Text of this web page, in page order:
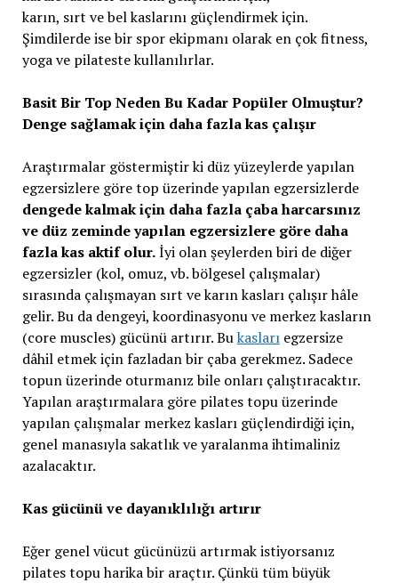
karın, sırt ve bel kaslarını güçlendirmek için.
Şimdilerde ise bir spor ekipmanı olarak en çok fitness,
yoga ve pilateste kullanılırlar.
Basit Bir Top Neden Bu Kadar Popüler Olmuştur?
Denge sağlamak için daha fazla kas çalışır
Araştırmalar göstermiştir ki düz yüzeylerde yapılan
egzersizlere göre top üzerinde yapılan egzersizlerde
dengede kalmak için daha fazla çaba harcarsınız
ve düz zeminde yapılan egzersizlere göre daha
fazla kas aktif olur.İyi olan şeylerden biri de diğer
egzersizler (kol, omuz, vb. bölgesel çalışmalar)
sırasında çalışmayan sırt ve karın kasları çalışır hâle
gelir. Bu da dengeyi, koordinasyonu ve merkez kasların
(core muscles) gücünü artırır. Bukaslarıegzersize
dâhil etmek için fazladan bir çaba gerekmez. Sadece
topun üzerinde oturmanız bile onları çalıştıracaktır.
Yapılan araştırmalara göre pilates topu üzerinde
yapılan çalışmalar merkez kasları güçlendirdiği için,
genel manasıyla sakatlık ve yaralanma ihtimaliniz
azalacaktır.
Kas gücünü ve dayanıklılığı artırır
Eğer genel vücut gücünüzü artırmak istiyorsanız
pilates topu harika bir araçtır. Çünkü tüm büyük